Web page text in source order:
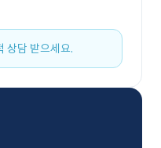
상담 받으세요.